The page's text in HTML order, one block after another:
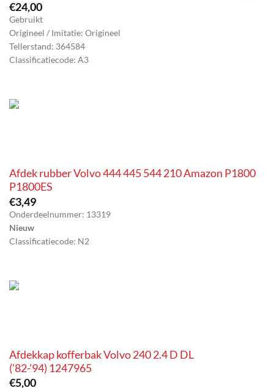
€24,00
Gebruikt
Origineel / Imitatie: Origineel
Tellerstand: 364584
Classificatiecode: A3
Afdek rubber Volvo 444 445 544 210 Amazon P1800
P1800ES
€3,49
Onderdeelnummer: 13319
Nieuw
Classificatiecode: N2
Afdekkap kofferbak Volvo 240 2.4 D DL
(’82-’94) 1247965
€5,00